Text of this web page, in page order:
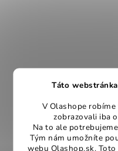
Táto
V Olashope
zobrazovali iba
Na to ale
Tým nám umožníte
webu Olashop.sk.